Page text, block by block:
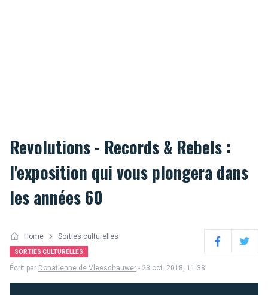
Revolutions - Records & Rebels :
l'exposition qui vous plongera dans
les années 60
Home Sorties culturelles
SORTIES CULTURELLES FacebookTwitter
Écrit par Donatienne de Vleeschauwer - 23 oct. 2018, 11:38